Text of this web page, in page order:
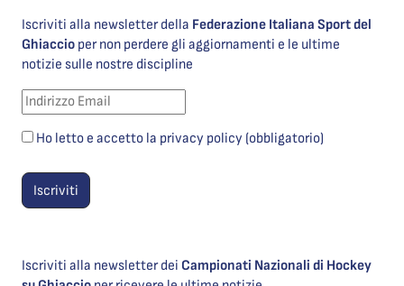
Iscriviti alla newsletter della Federazione Italiana Sport del
Ghiaccio per non perdere gli aggiornamenti e le ultime
notizie sulle nostre discipline
Ho letto e accetto la privacy policy (obbligatorio)
Iscriviti alla newsletter dei Campionati Nazionali di Hockey